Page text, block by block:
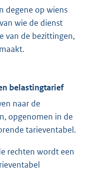
degene op wiens
wie de dienst
van de bezittingen,
belastingtarief
naar de
opgenomen in de
tarieventabel.
rechten wordt een